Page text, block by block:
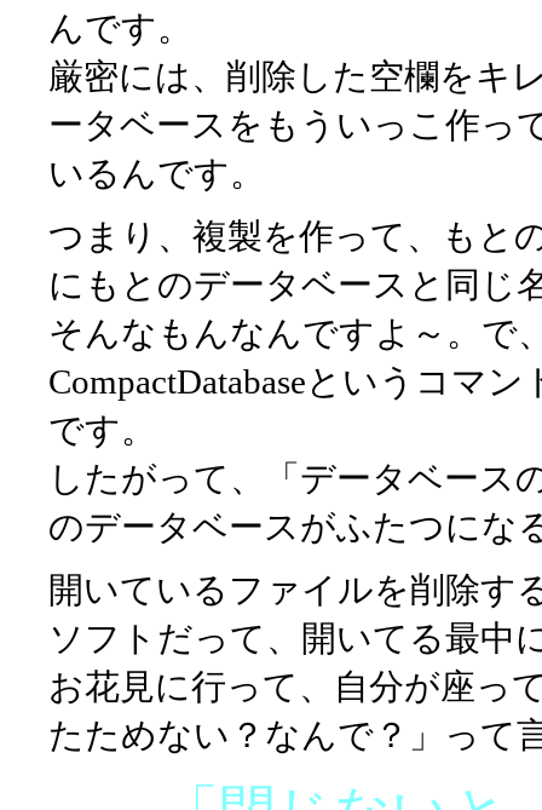
んです。
厳密には、削除した空欄をキ
ータベースをもういっこ作っ
いるんです。
つまり、複製を作って、もと
にもとのデータベースと同じ
そんなもんなんですよ～。で
CompactDatabaseというコマ
です。
したがって、「データベース
のデータベースがふたつにな
開いているファイルを削除す
ソフトだって、開いてる最中
お花見に行って、自分が座っ
たためない？なんで？」って